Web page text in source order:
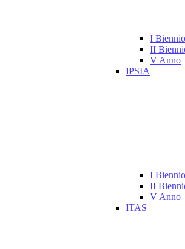
I Biennio
II
V Anno
IPSIA
I Biennio
II
V Anno
ITAS